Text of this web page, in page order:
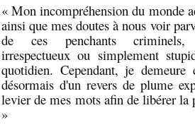
« Mon incompréhension du monde
ainsi que mes doutes à nous voir
de ces penchants criminels,
irrespectueux ou simplement
quotidien. Cependant, je
désormais d'un revers de plume
levier de mes mots afin de libérer la
»